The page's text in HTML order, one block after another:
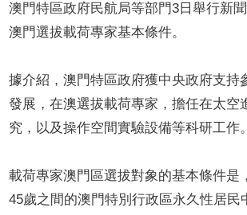
澳門特區政府民航局等部門3日舉行新
澳門選拔載荷專家基本條件。
據介紹，澳門特區政府獲中央政府支持
發展，在澳選拔載荷專家，擔任在太空
究，以及操作空間實驗設備等科研工作。
載荷專家澳門區選拔對象的基本條件是
45歲之間的澳門特別行政區永久性居民